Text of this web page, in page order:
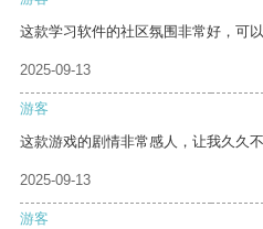
这款学习软件的社区氛围非常好，可
2025-09-13
游客
这款游戏的剧情非常感人，让我久久不
2025-09-13
游客